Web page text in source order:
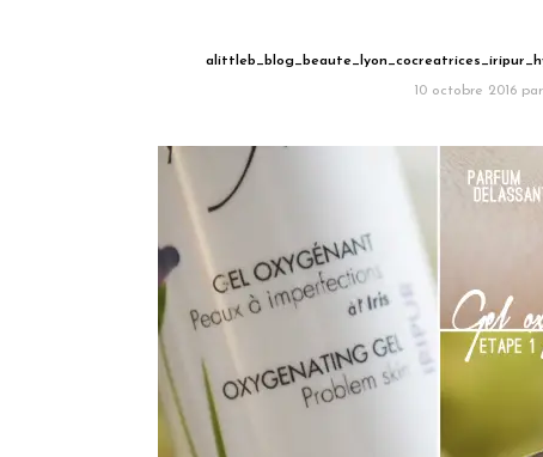
10 octobre 2016 par